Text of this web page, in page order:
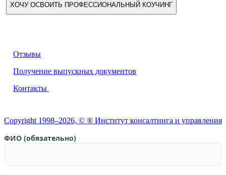
ХОЧУ ОСВОИТЬ ПРОФЕССИОНАЛЬНЫЙ КОУЧИНГ
Отзывы
Получение выпускных документов
Контакты
Copyright 1998–2026, © ® Институт консалтинга и управления
ФИО (обязательно)